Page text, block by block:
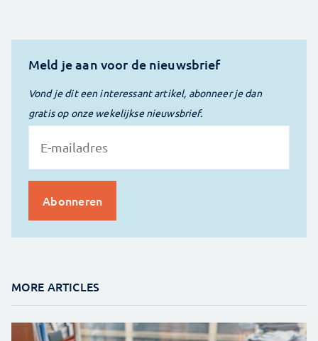
Meld je aan voor de nieuwsbrief
Vond je dit een interessant artikel, abonneer je dan
gratis op onze wekelijkse nieuwsbrief.
MORE ARTICLES